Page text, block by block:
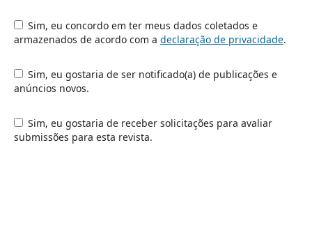
Sim, eu concordo em ter meus dados coletados e
armazenados de acordo com a declaração de privacidade.
Sim, eu gostaria de ser notificado(a) de publicações e
anúncios novos.
Sim, eu gostaria de receber solicitações para avaliar
submissões para esta revista.